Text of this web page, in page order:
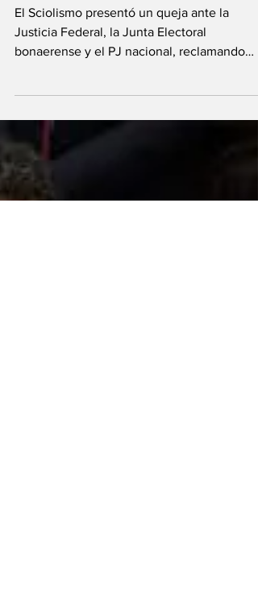
condiciones” en las
PASO
Justicia Federal, la Junta Electoral
igualdad de...